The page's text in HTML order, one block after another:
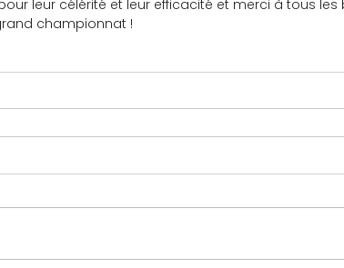
leur célérité et leur efficacité et merci à tous les
championnat !